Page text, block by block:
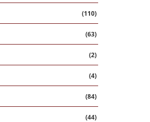
(110)
(63)
(2)
(4)
(84)
(44)